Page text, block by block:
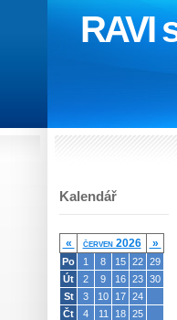
RAVI
Kalendář
« červen 2026 »
Po 1 8 15 22 29
Út
2 9 16 23 30
St
3 10 17 24
Čt
4 11 18 25